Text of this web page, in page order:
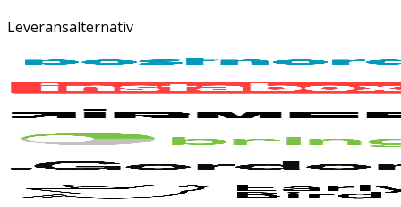
Leveransalternativ